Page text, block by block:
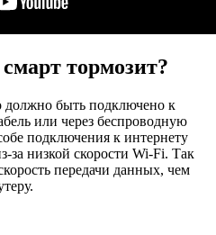
тормозит?
должно быть подключено к
или через беспроводную
подключения к интернету
за низкой скорости Wi-Fi. Так
передачи данных, чем